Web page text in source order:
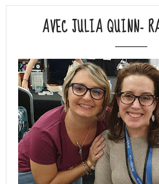
AVEC JULIA QUINN-